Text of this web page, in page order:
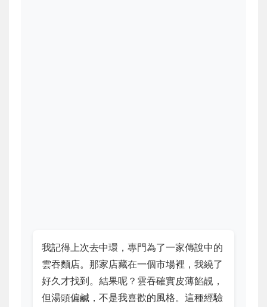
我記得上次去中環，專門為了一家傳說中的
雲吞麵店。那家店藏在一個市場裡，我繞了
好久才找到。結果呢？雲吞確實皮薄餡靚，
但湯頭偏鹹，不是我喜歡的風格。這種經驗